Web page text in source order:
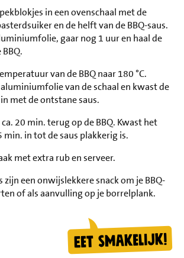
in een ovenschaal met de
en de helft van de BBQ-saus.
gaar nog 1 uur en haal de
van de BBQ naar 180 °C.
van de schaal en kwast de
met de ontstane saus.
20 min. terug op de BBQ. Kwast het
min. in tot de saus plakkerig is.
met extra rub en serveer.
zijn een onwijslekkere snack om je BBQ-
of als aanvulling op je borrelplank.